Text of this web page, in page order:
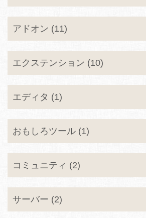
アドオン (11)
エクステンション (10)
エディタ (1)
おもしろツール (1)
コミュニティ (2)
サーバー (2)